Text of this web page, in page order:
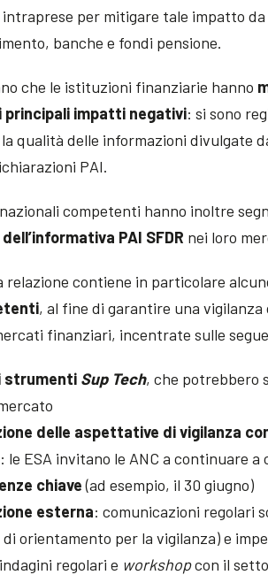
intraprese per mitigare tale impatto da
banche e fondi pensione.
che le istituzioni finanziarie hanno
principali impatti negativi: si sono
qualità delle informazioni divulgate
PAI.
competenti hanno inoltre
PAI SFDR nei loro
relazione contiene in particolare
, al fine di garantire una
finanziari, incentrate sulle
strumenti Sup Tech, che potrebbero
delle aspettative di vigilanza
: le ESA invitano le ANC a continuare
chiave(ad esempio, il 30 giugno)
esterna: comunicazioni regolari
orientamento per la vigilanza) e
regolari e workshopcon il